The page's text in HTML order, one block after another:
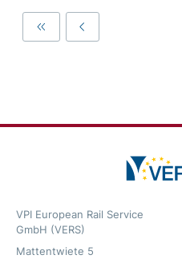
First Previous
VPI European Rail Service
GmbH (VERS)
Mattentwiete 5